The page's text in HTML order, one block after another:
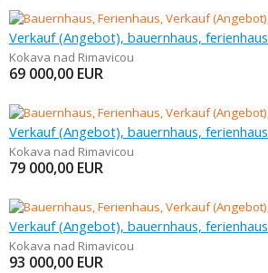
Verkauf (Angebot), bauernhaus, ferienhaus
Kokava nad Rimavicou
69 000,00 EUR
Verkauf (Angebot), bauernhaus, ferienhaus
Kokava nad Rimavicou
79 000,00 EUR
Verkauf (Angebot), bauernhaus, ferienhaus
Kokava nad Rimavicou
93 000,00 EUR